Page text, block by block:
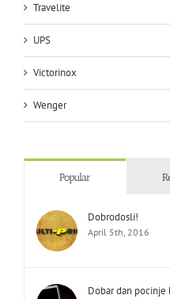
Travelite
UPS
Victorinox
Wenger
Popular
Dobrodosli!
April 5th, 2016
Dobar dan pocinje